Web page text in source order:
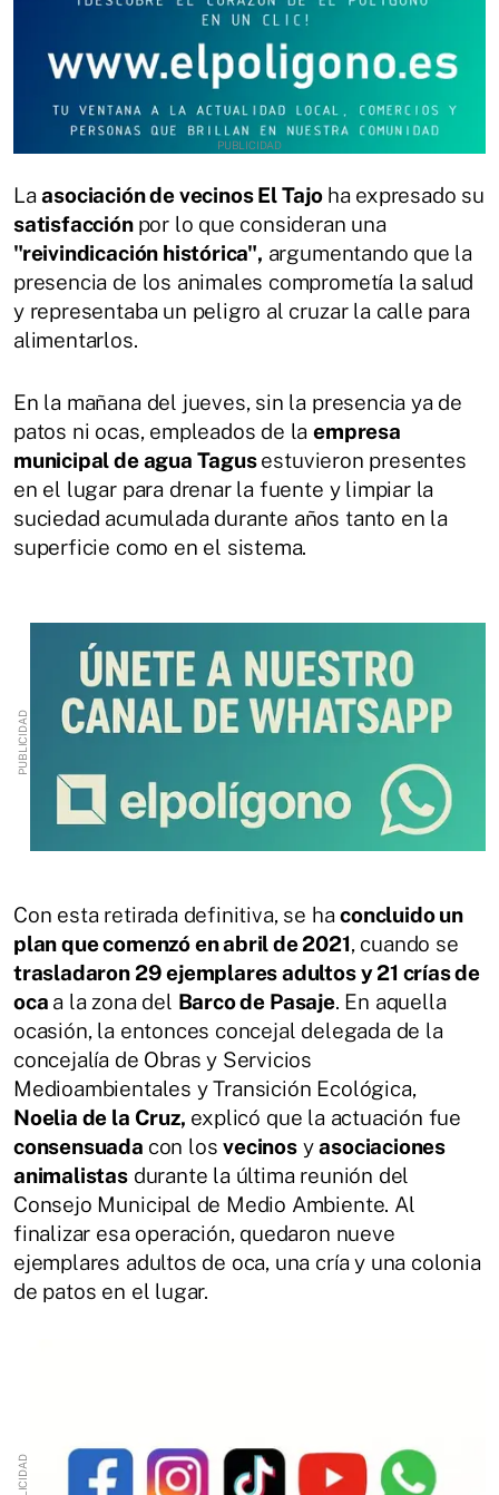
Laasociación de vecinos El Tajo ha expresado su
satisfacción por lo que consideran una
"reivindicación histórica", argumentando que la
presencia de los animales comprometía la salud
y representaba un peligro al cruzar la calle para
alimentarlos.
En la mañana del jueves, sin la presencia ya de
patos ni ocas, empleados de laempresa
municipal de agua Tagusestuvieron presentes
en el lugar para drenar la fuente y limpiar la
suciedad acumulada durante años tanto en la
superficie como en el sistema.
Con esta retirada definitiva, se haconcluido un
plan que comenzó en abril de 2021, cuando se
trasladaron 29 ejemplares adultos y 21 crías de
oca a la zona del Barco de Pasaje. En aquella
ocasión, la entonces concejal delegada de la
concejalía de Obras y Servicios
Medioambientales y Transición Ecológica,
Noelia de la Cruz, explicó que la actuación fue
consensuada con losvecinosyasociaciones
animalistasdurante la última reunión del
Consejo Municipal de Medio Ambiente. Al
finalizar esa operación, quedaron nueve
ejemplares adultos de oca, una cría y una colonia
de patos en el lugar.